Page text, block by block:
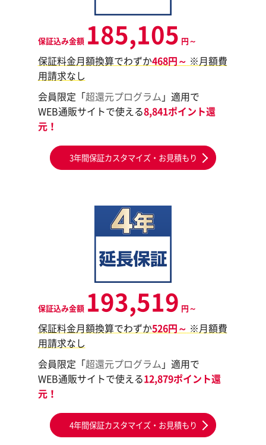
保証込み金額 185,105 円～
保証料金月額換算でわずか468円～ ※月額費
用請求なし
会員限定「超還元プログラム 」適用で
WEB通販サイトで使える8,841ポイント還
元！
3年間保証カスタマイズ・お見積もり
保証込み金額 193,519 円～
保証料金月額換算でわずか526円～ ※月額費
用請求なし
会員限定「超還元プログラム 」適用で
WEB通販サイトで使える12,879ポイント還
元！
4年間保証カスタマイズ・お見積もり